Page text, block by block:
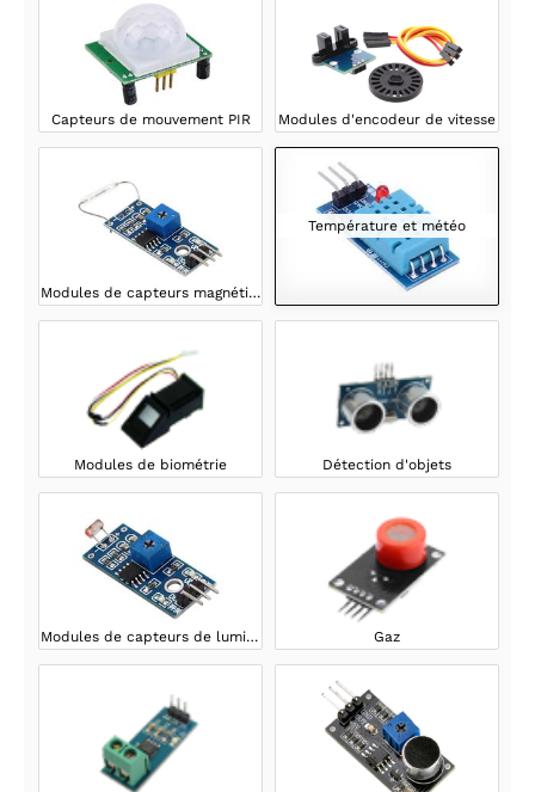
Capteurs de mouvement PIR Modules d'encodeur de vitesse
Modules de capteurs magnétiques
Température et météo
Modules de biométrie Détection d'objets
Modules de capteurs de lumière Gaz